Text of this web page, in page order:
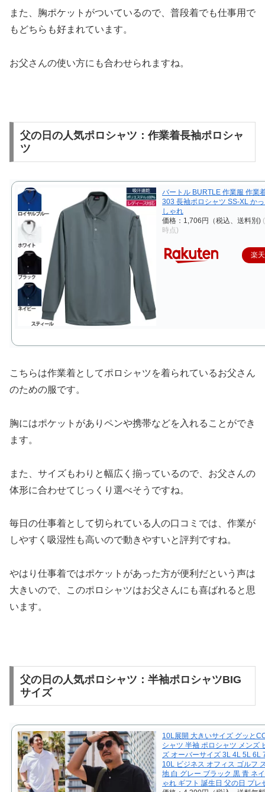
また、胸ポケットがついているので、普段着でも仕事用で
もどちらも好まれています。
お父さんの使い方にも合わせられますね。
父の日の人気ポロシャツ：作業着長袖ポロシャ
ツ
バートル BURTLE 作業服 作業
303 長袖ポロシャツ SS-XL か
しゃれ
価格：1,706円（税込、送料別)
時点)
楽
こちらは作業着としてポロシャツを着られているお父さん
のための服です。
胸にはポケットがありペンや携帯などを入れることができ
ます。
また、サイズもわりと幅広く揃っているので、お父さんの
体形に合わせてじっくり選べそうですね。
毎日の仕事着として切られている人の口コミでは、作業が
しやすく吸湿性も高いので動きやすいと評判ですね。
やはり仕事着ではポケットがあった方が便利だという声は
大きいので、このポロシャツはお父さんにも喜ばれると思
います。
父の日の人気ポロシャツ：半袖ポロシャツBIG
サイズ
10L展開 大きいサイズ グッと
シャツ 半袖 ポロシャツ メンズ
ズ オーバーサイズ 3L 4L 5L 6L
10L ビジネス オフィス ゴルフ
地 白 グレー ブラック 黒 青 ネ
ゃれ ギフト 誕生日 父の日 プレ